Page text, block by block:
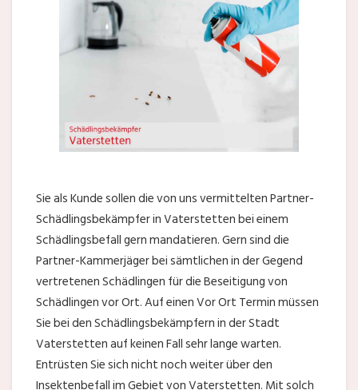
Sie als Kunde sollen die von uns vermittelten Partner-
Schädlingsbekämpfer in Vaterstetten bei einem
Schädlingsbefall gern mandatieren. Gern sind die
Partner-Kammerjäger bei sämtlichen in der Gegend
vertretenen Schädlingen für die Beseitigung von
Schädlingen vor Ort. Auf einen Vor Ort Termin müssen
Sie bei den Schädlingsbekämpfern in der Stadt
Vaterstetten auf keinen Fall sehr lange warten.
Entrüsten Sie sich nicht noch weiter über den
Insektenbefall im Gebiet von Vaterstetten. Mit solch